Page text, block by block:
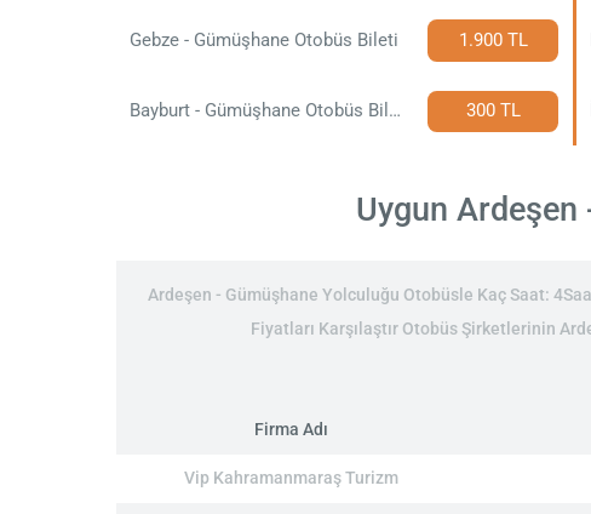
Gebze - Gümüşhane Otobüs Bileti 1.900 TL
Bayburt - Gümüşhane Otobüs Bileti 300 TL
Uygun Ardeşen
Ardeşen - Gümüşhane Yolculuğu Otobüsle Kaç Saat:
Fiyatları Karşılaştır Otobüs Şirketlerinin
Firma Adı
Vip Kahramanmaraş Turizm